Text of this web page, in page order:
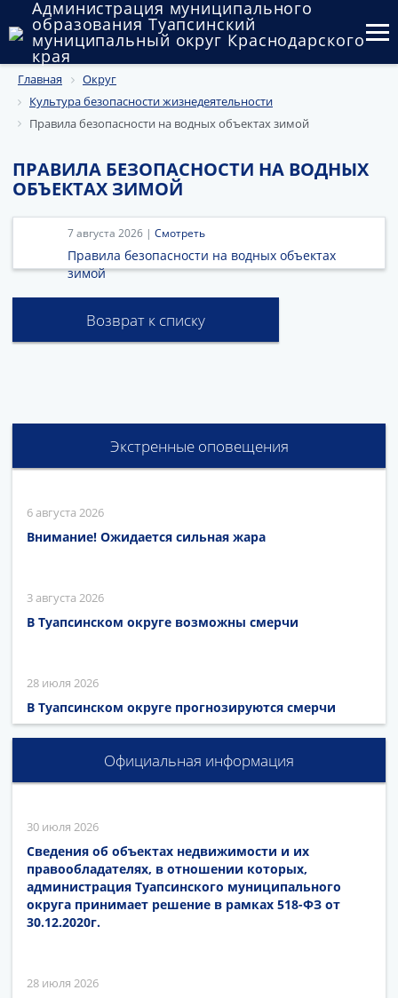
Администрация муниципального
образования Туапсинский
муниципальный округ Краснодарского
края
Округ
Администрация
Муниципальные закупки
Государственный и муниципальный контроль
Муниципальное имущество
Публичные слушания и общественные обсуждения
Документы
Главная
Округ
Культура безопасности жизнедеятельности
Правила безопасности на водных объектах зимой
ПРАВИЛА БЕЗОПАСНОСТИ НА ВОДНЫХ
ОБЪЕКТАХ ЗИМОЙ
7 августа 2026 | Смотреть
Правила безопасности на водных объектах
зимой
Возврат к списку
Экстренные оповещения
6 августа 2026
Внимание! Ожидается сильная жара
3 августа 2026
В Туапсинском округе возможны смерчи
28 июля 2026
В Туапсинском округе прогнозируются смерчи
Официальная информация
30 июля 2026
Сведения об объектах недвижимости и их
правообладателях, в отношении которых,
администрация Туапсинского муниципального
округа принимает решение в рамках 518-ФЗ от
30.12.2020г.
28 июля 2026